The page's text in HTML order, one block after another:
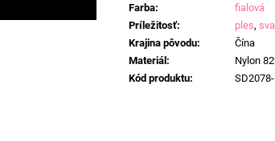
Farba:
fialová
Príležitosť: ples,
Krajina pôvodu:
Čína
Materiál:
Nylon
Kód produktu: